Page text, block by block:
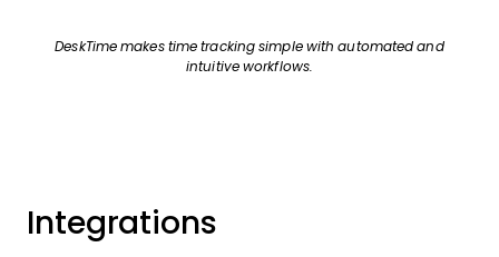
DeskTime makes time tracking simple with automated and
intuitive workflows.
Integrations